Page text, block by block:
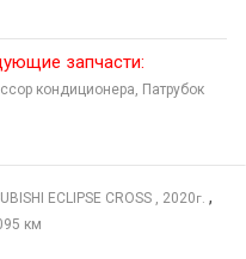
запчасти:
кондиционера, Патрубок
ECLIPSE CROSS , 2020г. ,
км